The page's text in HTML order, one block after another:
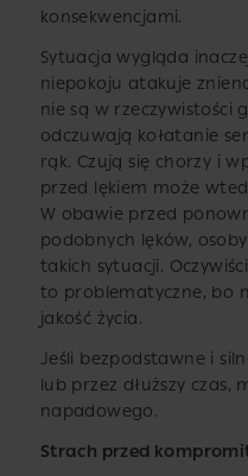
konsekwencjami.
Sytuacja wygląda
niepokoju atakuje
nie są w rzeczywistości
odczuwają kołatanie
rąk. Czują się chorzy i
przed lękiem może
W obawie przed
podobnych lęków,
takich sytuacji.
to problematyczne, bo
jakość życia.
Jeśli bezpodstawne i
lub przez dłuższy czas,
napadowego.
Strach przed